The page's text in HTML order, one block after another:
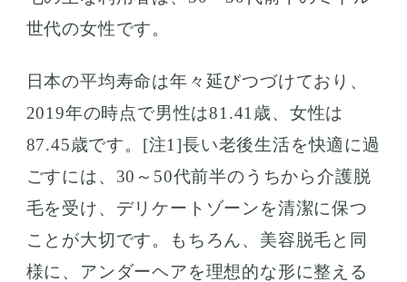
世代の女性です。
日本の平均寿命は年々延びつづけており、
2019年の時点で男性は81.41歳、女性は
87.45歳です。[注1]長い老後生活を快適に過
ごすには、30～50代前半のうちから介護脱
毛を受け、デリケートゾーンを清潔に保つ
ことが大切です。もちろん、美容脱毛と同
様に、アンダーヘアを理想的な形に整える